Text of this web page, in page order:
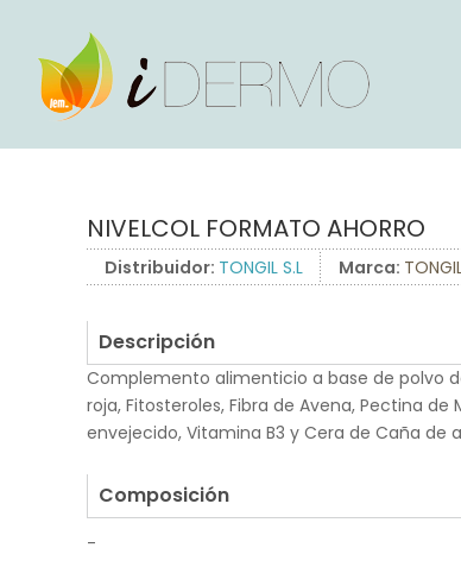
NIVELCOL FORMATO AHORRO
Distribuidor: TONGIL S.L Marca:
Descripción
Complemento alimenticio a base de polvo
roja, Fitosteroles, Fibra de Avena, Pectina de
envejecido, Vitamina B3 y Cera de Caña de
Composición
-